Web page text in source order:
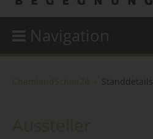
Navigation
Standdetails